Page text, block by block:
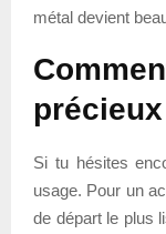
métal devient
Si tu hésites
usage. Pour un
de départ le plus